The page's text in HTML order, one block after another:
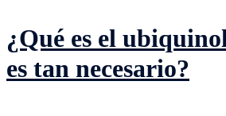
¿Qué es el
es tan necesario?